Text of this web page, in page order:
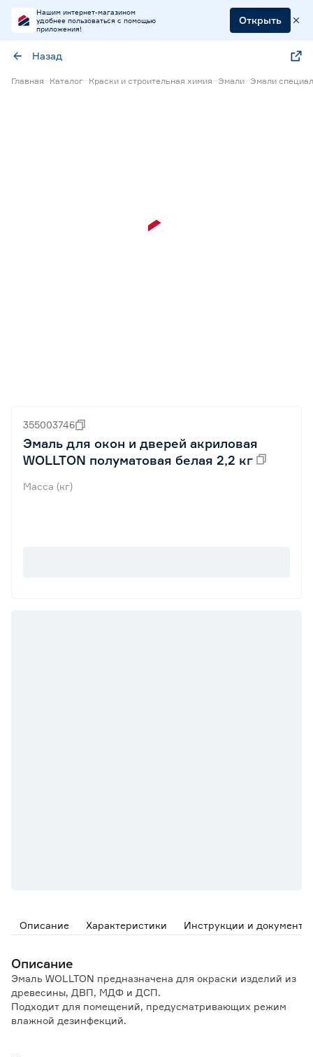
Нашим интернет-магазином
удобнее пользоваться с помощью
приложения!
Открыть
Назад
Главная Каталог Краски и строительная химия Эмали Эмали
355003746
Эмаль для окон и дверей акриловая
WOLLTON полуматовая белая 2,2 кг
Масса (кг)
Описание Характеристики Инструкции и документы
Описание
Эмаль WOLLTON предназначена для окраски изделий из
древесины, ДВП, МДФ и ДСП.
Подходит для помещений, предусматривающих режим
влажной дезинфекций.